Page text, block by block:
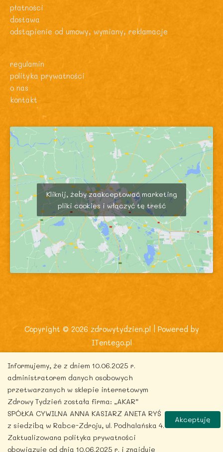
płatności
dostawa
odstąpienie od umowy, wymiany, reklamacje
regulamin
polityka prywatności
o nas
kontakt
Kliknij, żeby zaakceptować marketing
pliki cookies i włączyć tę treść
Copyright © 2026 zdrowytydzien.pl | Powered by
ITentego.pl
Informujemy, że z dniem 10.06.2025 r.
administratorem danych osobowych
przetwarzanych w sklepie internetowym
Zdrowy Tydzień została firma: „AKAR”
SPÓŁKA CYWILNA ANNA KASIARZ ANETA RYŚ
z siedzibą w Rabce-Zdroju, ul. Podhalańska 4.
Zaktualizowana polityka prywatności
obowiązuje od dnia 10.06.2025 r. i znajduje
Akceptuję